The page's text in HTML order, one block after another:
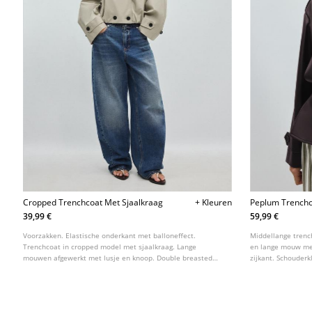
Cropped Trenchcoat Met Sjaalkraag
+ Kleuren
39,99 €
Voorzakken. Elastische onderkant met balloneffect.
Trenchcoat in cropped model met sjaalkraag. Lange
mouwen afgewerkt met lusje en knoop. Double breasted
Peplum
59,99 €
Middellange
en lange mouw
zijkant.